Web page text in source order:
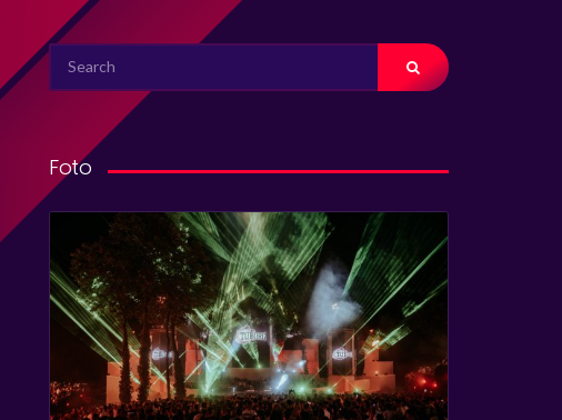
SEARCH
FOR:
Foto